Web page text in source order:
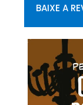
BAIXE A